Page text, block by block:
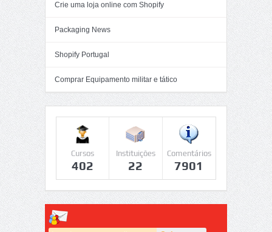
Crie uma loja online com Shopify
Packaging News
Shopify Portugal
Comprar Equipamento militar e tático
Cursos
402
Instituições
22
Comentários
7901